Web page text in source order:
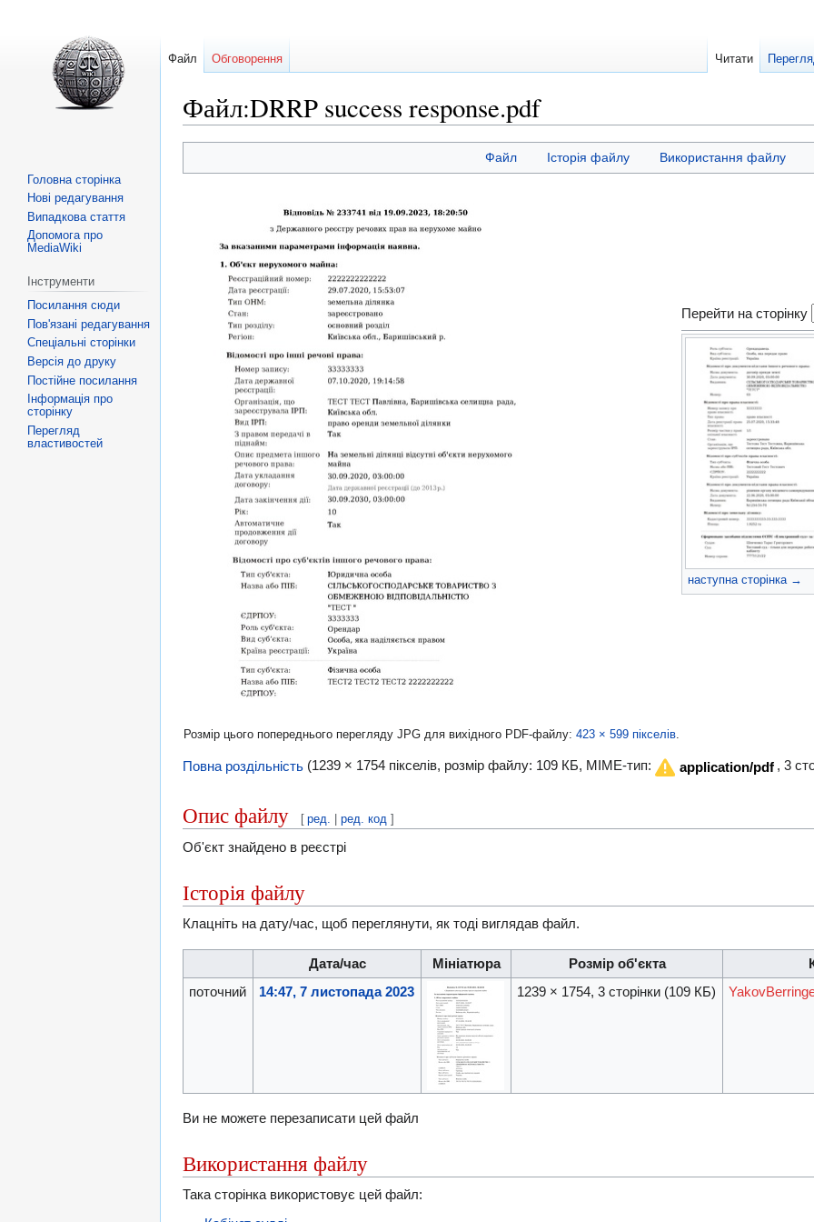
Файл:DRRP success response.pdf
Файл Історія файлу Використання файлу
Розмір цього попереднього перегляду JPG для вихідного PDF-файлу: 423 × 599 пікселів.
Перейти на сторінку
наступна сторінка →
Повна роздільність (1239 × 1754 пікселів, розмір файлу: 109 КБ, MIME-тип: application/pdf , 3
Опис файлу [ ред. |ред. код ]
Об'єкт знайдено в реєстрі
Історія файлу
Клацніть на дату/час, щоб переглянути, як тоді виглядав файл.
Дата/час Мініатюра Розмір об'єкта
поточний
14:47, 7 листопада 2023 1239 × 1754, 3 сторінки (109 КБ)
Ви не можете перезаписати цей файл
Використання файлу
Така сторінка використовує цей файл:
Файл Обговорення Читати
Головна сторінка
Нові редагування
Випадкова стаття
Допомога про
MediaWiki
Інструменти
Посилання сюди
Пов'язані редагування
Спеціальні сторінки
Версія до друку
Постійне посилання
Інформація про
сторінку
Перегляд
властивостей